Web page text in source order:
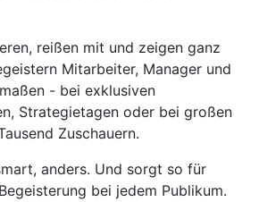
reißen mit und zeigen ganz
Mitarbeiter, Manager und
- bei exklusiven
Strategietagen oder bei großen
Zuschauern.
anders. Und sorgt so für
bei jedem Publikum.